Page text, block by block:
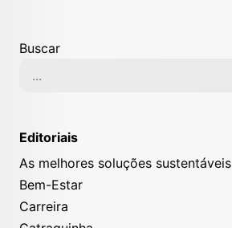
Buscar
Editoriais
As melhores soluções sustentáveis
Bem-Estar
Carreira